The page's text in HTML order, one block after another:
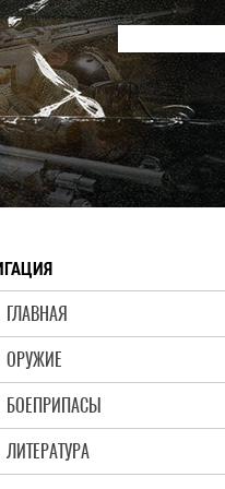
ГЛАВНАЯ
ОРУЖИЕ
БОЕПРИПАСЫ
ЛИТЕРАТУРА